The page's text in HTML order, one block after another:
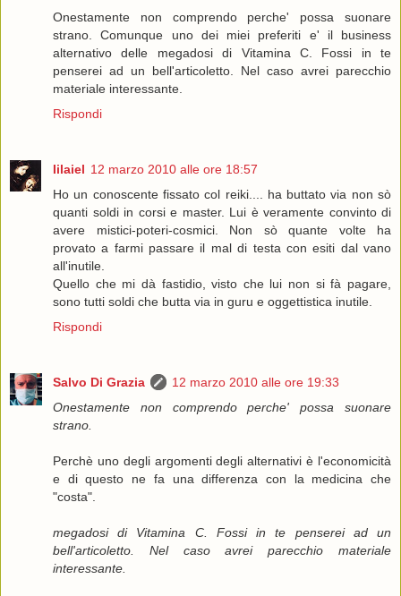
Onestamente non comprendo perche' possa suonare
strano. Comunque uno dei miei preferiti e' il business
alternativo delle megadosi di Vitamina C. Fossi in te
penserei ad un bell'articoletto. Nel caso avrei parecchio
materiale interessante.
Rispondi
Iilaiel 12 marzo 2010 alle ore 18:57
Ho un conoscente fissato col reiki.... ha buttato via non sò
quanti soldi in corsi e master. Lui è veramente convinto di
avere mistici-poteri-cosmici. Non sò quante volte ha
provato a farmi passare il mal di testa con esiti dal vano
all'inutile.
Quello che mi dà fastidio, visto che lui non si fà pagare,
sono tutti soldi che butta via in guru e oggettistica inutile.
Rispondi
Salvo Di Grazia
12 marzo 2010 alle ore 19:33
Onestamente non comprendo perche' possa suonare
strano.
Perchè uno degli argomenti degli alternativi è l'economicità
e di questo ne fa una differenza con la medicina che
"costa".
megadosi di Vitamina C. Fossi in te penserei ad un
bell'articoletto. Nel caso avrei parecchio materiale
interessante.